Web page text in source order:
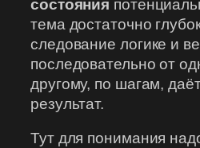
состояния
тема достаточно
следование логике и
последовательно от
другому, по шагам,
результат.
Тут для понимания